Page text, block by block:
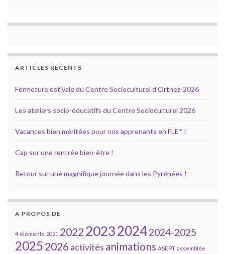
ARTICLES RÉCENTS
Fermeture estivale du Centre Socioculturel d’Orthez-2026
Les ateliers socio-éducatifs du Centre Socioculturel 2026
Vacances bien méritées pour nos apprenants en FLE* !
Cap sur une rentrée bien-être !
Retour sur une magnifique journée dans les Pyrénées !
A PROPOS DE
4 éléments 2021 2022202320242024-2025
20252026 activités animations ASEPT assemblée